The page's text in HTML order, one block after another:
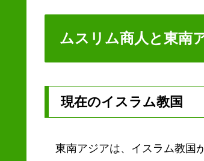
ムスリム商人と東南
現在のイスラム教国
東南アジアは、イスラム教国